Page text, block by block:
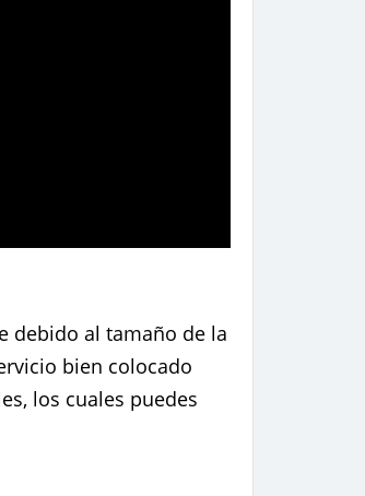
debido al tamaño de la
bien colocado
los cuales puedes